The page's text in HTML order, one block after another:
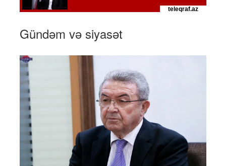
Gündəm və siyasət